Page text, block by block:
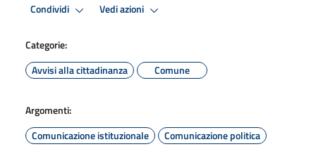
Condividi Vedi azioni
Categorie:
Avvisi alla cittadinanza
Comune
Argomenti:
Comunicazione istituzionale
Comunicazione politica